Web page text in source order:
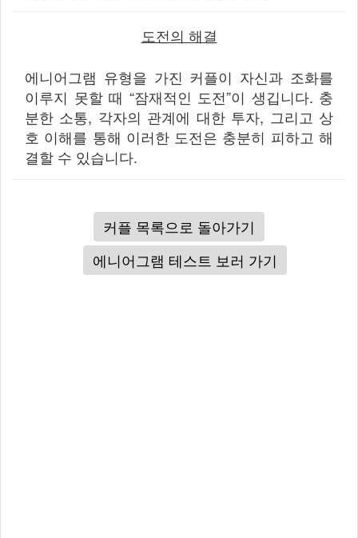
도전의 해결
에니어그램 유형을 가진 커플이 자신과 조화를
이루지 못할 때 “잠재적인 도전”이 생깁니다. 충
분한 소통, 각자의 관계에 대한 투자, 그리고 상
호 이해를 통해 이러한 도전은 충분히 피하고 해
결할 수 있습니다.
커플 목록으로 돌아가기
에니어그램 테스트 보러 가기